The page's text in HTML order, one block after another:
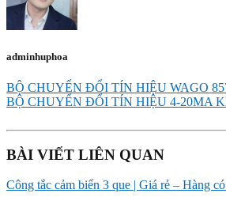
adminhuphoa
BỘ CHUYỂN ĐỔI TÍN HIỆU WAGO
BỘ CHUYỂN ĐỔI TÍN HIỆU 4-20MA
BÀI VIẾT LIÊN QUAN
Công tắc cảm biến 3 que | Giá rẻ – Hàng có